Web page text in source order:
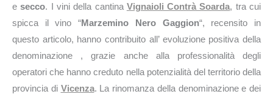
esecco. I vini della cantina Vignaioli Contrà Soarda, tra cui
spicca il vino “Marzemino Nero Gaggion“, recensito in
questo articolo, hanno contribuito all’ evoluzione positiva della
denominazione , grazie anche alla professionalità degli
operatori che hanno creduto nella potenzialità del territorio della
provincia di Vicenza. La rinomanza della denominazione e dei